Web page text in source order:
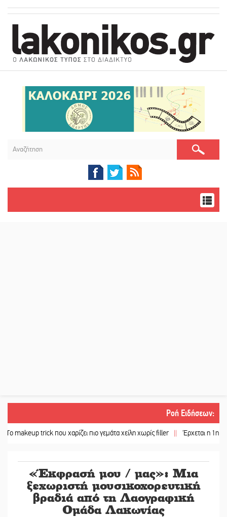
Ροή Ειδήσεων:
trick που χαρίζει πιο γεμάτα χείλη χωρίς filler || Έρχεται η 1η Γιορτή
«Έκφρασή μου / μας»: Μια
ξεχωριστή μουσικοχορευτική
βραδιά από τη Λαογραφική
Ομάδα Λακωνίας